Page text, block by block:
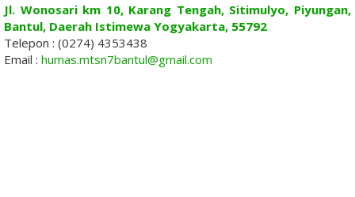
Jl. Wonosari km 10, Karang Tengah, Sitimulyo, Piyungan,
Bantul, Daerah Istimewa Yogyakarta, 55792
Telepon : (0274) 4353438
Email : humas.mtsn7bantul@gmail.com